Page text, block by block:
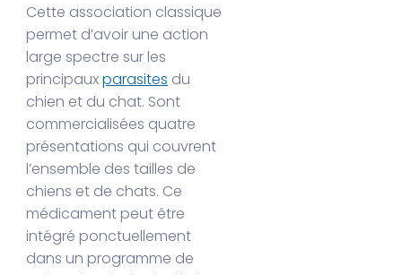
Cette association classique
permet d’avoir une action
large spectre sur les
principauxparasites du
chien et du chat. Sont
commercialisées quatre
présentations qui couvrent
l’ensemble des tailles de
chiens et de chats. Ce
médicament peut être
intégré ponctuellement
dans un programme de